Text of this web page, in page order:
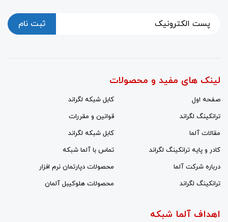
ثبت نام
لینک های مفید و محصولات
صفحه اول
کابل شبکه لگراند
ترانکینگ لگراند
قوانین و مقررات
مقالات آلما
کابل شبکه لگراند
کادر و پایه ترانکینگ لگراند
تماس با آلما شبکه
درباره شرکت آلما
محصولات دپارتمان نرم افزار
ترانکینگ لگراند
محصولات هلوکیبل آلمان
اهداف آلما شبکه